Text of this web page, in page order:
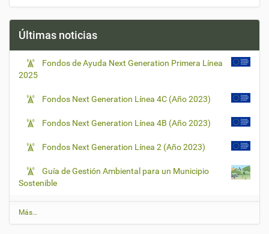
Últimas noticias
Fondos de Ayuda Next Generation Primera Línea
2025
Fondos Next Generation Línea 4C (Año 2023)
Fondos Next Generation Línea 4B (Año 2023)
Fondos Next Generation Línea 2 (Año 2023)
Guía de Gestión Ambiental para un Municipio
Sostenible
Ú
l
Más…